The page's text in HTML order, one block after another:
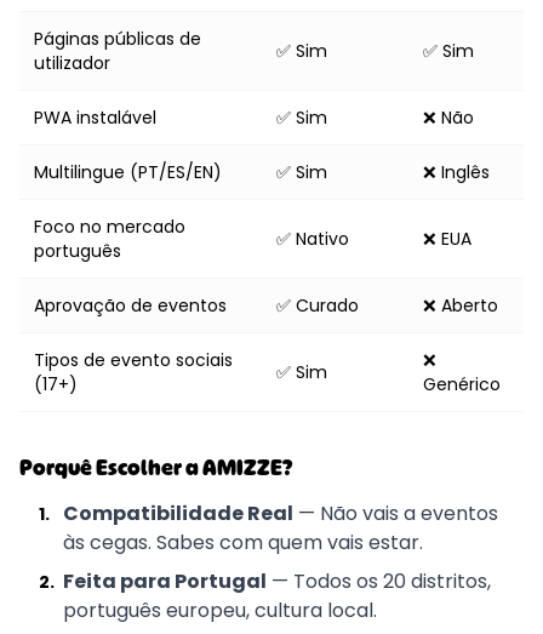
Páginas públicas de
utilizador
✅ Sim ✅ Sim
PWA instalável ✅ Sim ❌ Não
Multilingue (PT/ES/EN) ✅ Sim ❌ Inglês
Foco no mercado
português
✅ Nativo ❌ EUA
Aprovação de eventos ✅ Curado ❌ Aberto
Tipos de evento sociais
(17+)
✅ Sim
❌
Genérico
Porquê Escolher a AMIZZE?
1. Compatibilidade Real — Não vais a eventos
às cegas. Sabes com quem vais estar.
2. Feita para Portugal — Todos os 20 distritos,
português europeu, cultura local.